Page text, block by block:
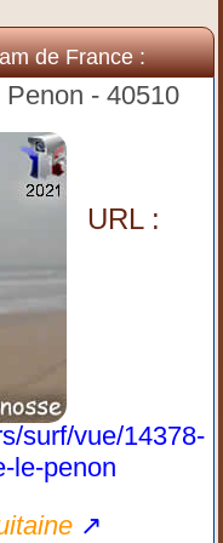
de France :
- 40510
URL :
surf/vue/14378-
le-penon
↗